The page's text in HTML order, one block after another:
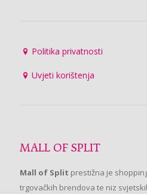
Politika privatnosti
Uvjeti korištenja
MALL OF SPLIT
Mall of Split prestižna je
trgovačkih brendova te niz